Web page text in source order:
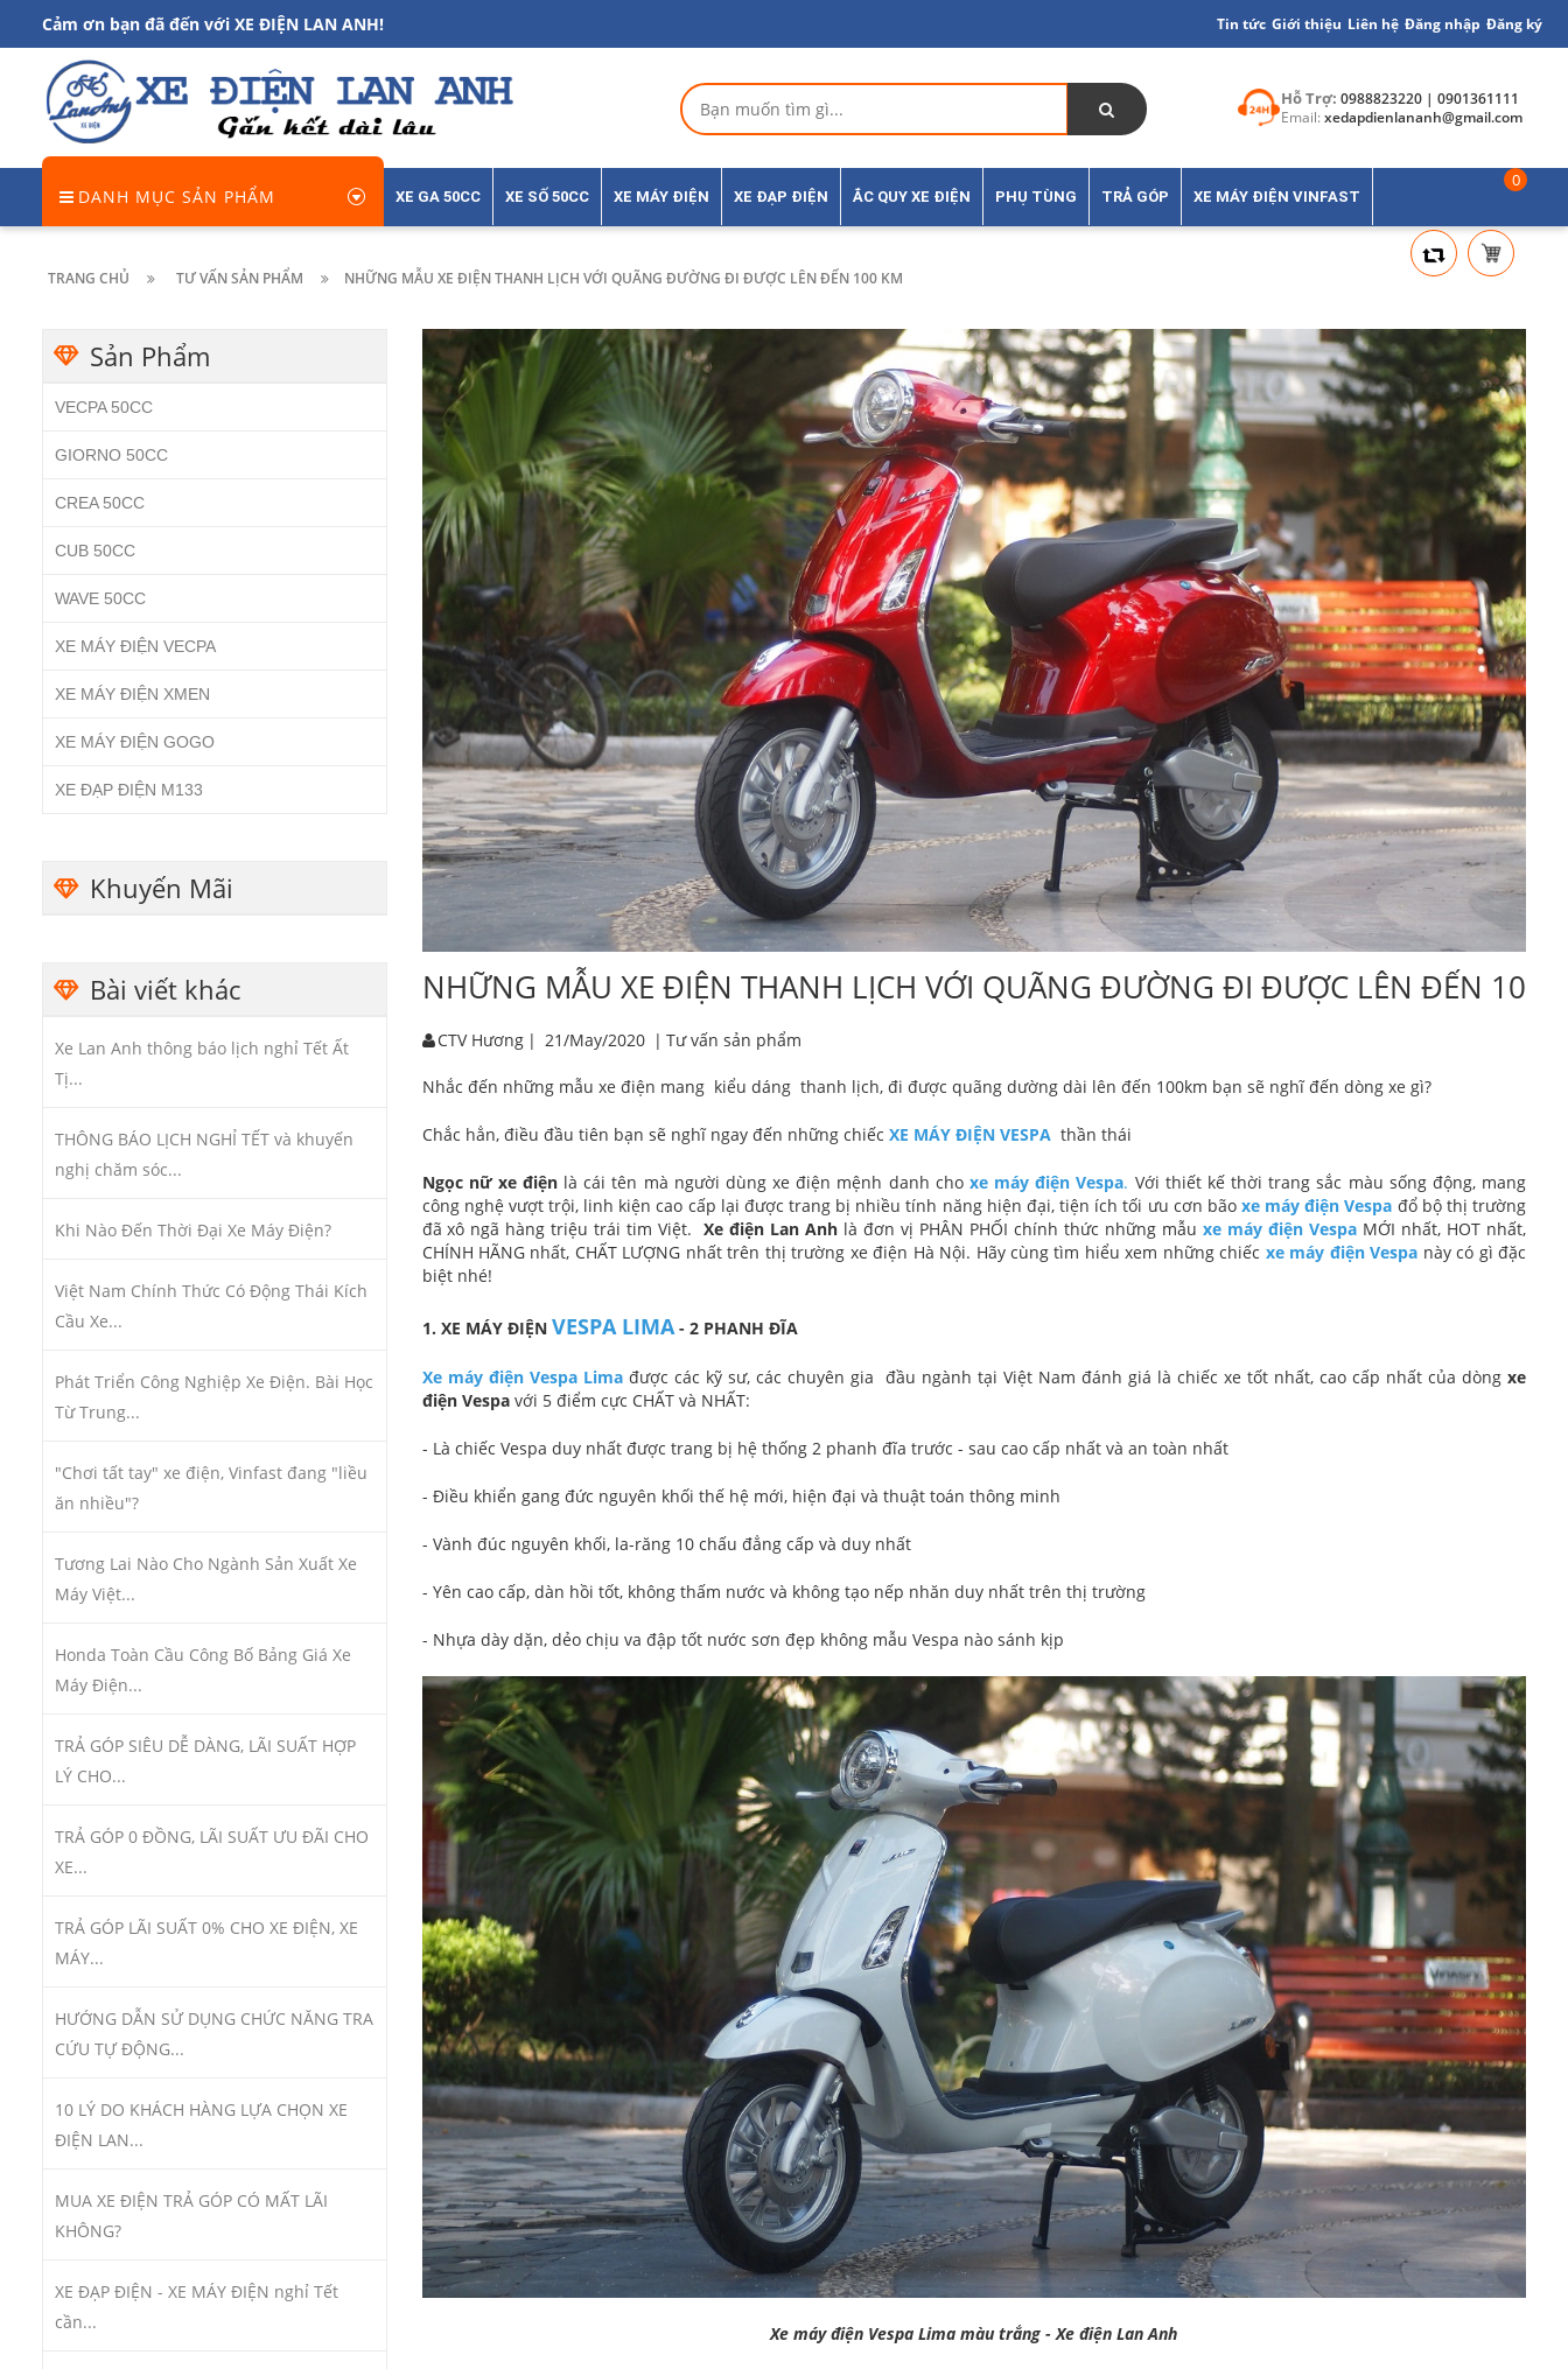
Cảm ơn bạn đã đến với XE ĐIỆN LAN ANH! Tin tức Giới thiệu Liên hệ Đăng nhập Đăng ký
Hỗ Trợ:0988823220 | 0901361111
Email: xedapdienlananh@gmail.com
DANH MỤC SẢN PHẨM XE GA 50CC XE SỐ 50CC XE MÁY ĐIỆN XE ĐẠP ĐIỆN ẮC QUY XE ĐIỆN PHỤ TÙNG TRẢ GÓP XE MÁY ĐIỆN VINFAST
0
TRANG CHỦ TƯ VẤN SẢN PHẨM NHỮNG MẪU XE ĐIỆN THANH LỊCH VỚI QUÃNG ĐƯỜNG ĐI ĐƯỢC LÊN ĐẾN 100 KM
Sản Phẩm
VECPA 50CC
GIORNO 50CC
CREA 50CC
CUB 50CC
WAVE 50CC
XE MÁY ĐIỆN VECPA
XE MÁY ĐIỆN XMEN
XE MÁY ĐIỆN GOGO
XE ĐẠP ĐIỆN M133
Khuyến Mãi
Bài viết khác
Xe Lan Anh thông báo lịch nghỉ Tết Ất
Tị...
THÔNG BÁO LỊCH NGHỈ TẾT và khuyến
nghị chăm sóc...
Khi Nào Đến Thời Đại Xe Máy Điện?
Việt Nam Chính Thức Có Động Thái Kích
Cầu Xe...
Phát Triển Công Nghiệp Xe Điện. Bài Học
Từ Trung...
"Chơi tất tay" xe điện, Vinfast đang "liều
ăn nhiều"?
Tương Lai Nào Cho Ngành Sản Xuất Xe
Máy Việt...
Honda Toàn Cầu Công Bố Bảng Giá Xe
Máy Điện...
TRẢ GÓP SIÊU DỄ DÀNG, LÃI SUẤT HỢP
LÝ CHO...
TRẢ GÓP 0 ĐỒNG, LÃI SUẤT ƯU ĐÃI CHO
XE...
TRẢ GÓP LÃI SUẤT 0% CHO XE ĐIỆN, XE
MÁY...
HƯỚNG DẪN SỬ DỤNG CHỨC NĂNG TRA
CỨU TỰ ĐỘNG...
10 LÝ DO KHÁCH HÀNG LỰA CHỌN XE
ĐIỆN LAN...
MUA XE ĐIỆN TRẢ GÓP CÓ MẤT LÃI
KHÔNG?
XE ĐẠP ĐIỆN - XE MÁY ĐIỆN nghỉ Tết
cần...
NHỮNG MẪU XE ĐIỆN THANH LỊCH VỚI QUÃNG ĐƯỜNG ĐI ĐƯỢC LÊN ĐẾN 100
CTV Hương | 21/May/2020 | Tư vấn sản phẩm
Nhắc đến những mẫu xe điện mang kiểu dáng thanh lịch, đi được quãng dường dài lên đến 100km bạn sẽ nghĩ đến dòng xe gì?
Chắc hẳn, điều đầu tiên bạn sẽ nghĩ ngay đến những chiếc XE MÁY ĐIỆN VESPAthần thái
Ngọc nữ xe điệnlà cái tên mà người dùng xe điện mệnh danh cho xe máy điện Vespa. Với thiết kế thời trang sắc màu sống động, mang
công nghệ vượt trội, linh kiện cao cấp lại được trang bị nhiều tính năng hiện đại, tiện ích tối ưu cơn bão xe máy điện Vespa đổ bộ thị trường
đã xô ngã hàng triệu trái tim Việt.Xe điện Lan Anh là đơn vị PHÂN PHỐI chính thức những mẫuxe máy điện Vespa MỚI nhất, HOT nhất,
CHÍNH HÃNG nhất, CHẤT LƯỢNG nhất trên thị trường xe điện Hà Nội. Hãy cùng tìm hiểu xem những chiếc xe máy điện Vespa này có gì đặc
biệt nhé!
1. XE MÁY ĐIỆN VESPA LIMA- 2 PHANH ĐĨA
Xe máy điện Vespa Limađược các kỹ sư, các chuyên gia đầu ngành tại Việt Nam đánh giá là chiếc xe tốt nhất, cao cấp nhất của dòngxe
điện Vespavới 5 điểm cực CHẤT và NHẤT:
- Là chiếc Vespa duy nhất được trang bị hệ thống 2 phanh đĩa trước - sau cao cấp nhất và an toàn nhất
- Điều khiển gang đức nguyên khối thế hệ mới, hiện đại và thuật toán thông minh
- Vành đúc nguyên khối, la-răng 10 chấu đẳng cấp và duy nhất
- Yên cao cấp, dàn hồi tốt, không thấm nước và không tạo nếp nhăn duy nhất trên thị trường
- Nhựa dày dặn, dẻo chịu va đập tốt nước sơn đẹp không mẫu Vespa nào sánh kịp
Xe máy điện Vespa Lima màu trắng - Xe điện Lan Anh